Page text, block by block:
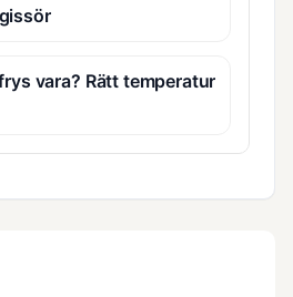
vara? Rätt temperatur